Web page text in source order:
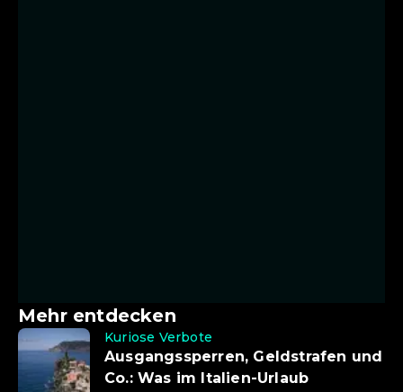
Mehr entdecken
Kuriose Verbote
Ausgangssperren, Geldstrafen und
Co.: Was im Italien-Urlaub